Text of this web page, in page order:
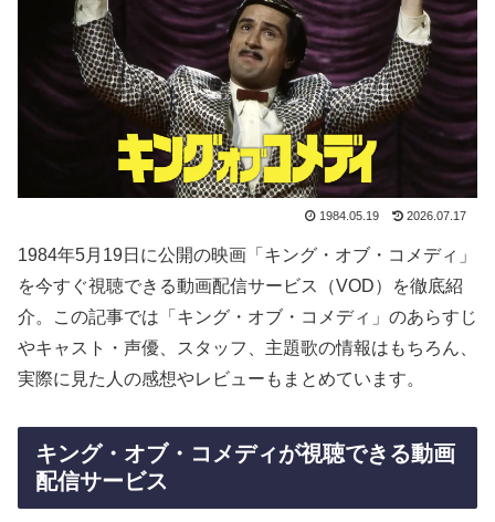
1984.05.19 2026.07.17
1984年5月19日に公開の映画「キング・オブ・コメディ」
を今すぐ視聴できる動画配信サービス（VOD）を徹底紹
介。この記事では「キング・オブ・コメディ」のあらすじ
やキャスト・声優、スタッフ、主題歌の情報はもちろん、
実際に見た人の感想やレビューもまとめています。
キング・オブ・コメディが視聴できる動画
配信サービス